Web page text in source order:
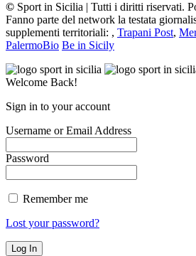
© Sport in Sicilia | Tutti i diritti riservati.
Fanno parte del network la testata
supplementi territoriali: , Trapani Post,
PalermoBio Be in Sicily
Welcome Back!
Sign in to your account
Username or Email Address
Password
Remember me
Lost your password?